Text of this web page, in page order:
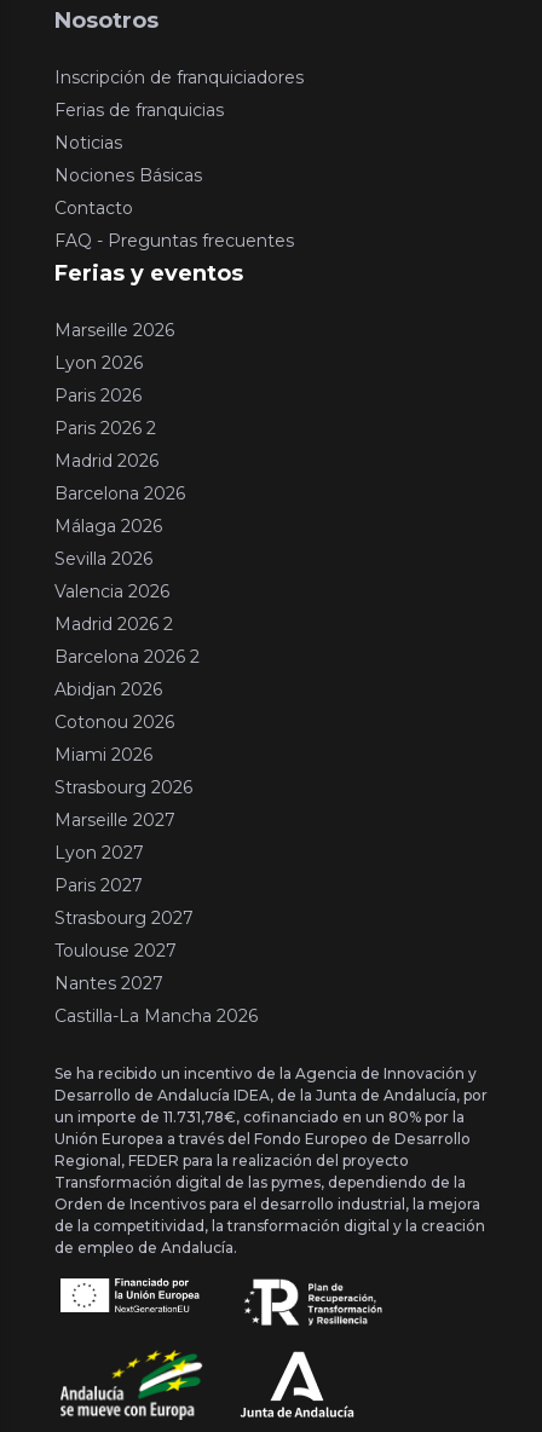
Nosotros
Inscripción de franquiciadores
Ferias de franquicias
Noticias
Nociones Básicas
Contacto
FAQ - Preguntas frecuentes
Ferias y eventos
Marseille 2026
Lyon 2026
Paris 2026
Paris 2026 2
Madrid 2026
Barcelona 2026
Málaga 2026
Sevilla 2026
Valencia 2026
Madrid 2026 2
Barcelona 2026 2
Abidjan 2026
Cotonou 2026
Miami 2026
Strasbourg 2026
Marseille 2027
Lyon 2027
Paris 2027
Strasbourg 2027
Toulouse 2027
Nantes 2027
Castilla-La Mancha 2026
Se ha recibido un incentivo de la Agencia de Innovación y
Desarrollo de Andalucía IDEA, de la Junta de Andalucía, por
un importe de 11.731,78€, cofinanciado en un 80% por la
Unión Europea a través del Fondo Europeo de Desarrollo
Regional, FEDER para la realización del proyecto
Transformación digital de las pymes, dependiendo de la
Orden de Incentivos para el desarrollo industrial, la mejora
de la competitividad, la transformación digital y la creación
de empleo de Andalucía.